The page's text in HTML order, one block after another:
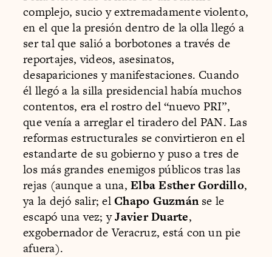
complejo, sucio y extremadamente violento,
en el que la presión dentro de la olla llegó a
ser tal que salió a borbotones a través de
reportajes, videos, asesinatos,
desapariciones y manifestaciones. Cuando
él llegó a la silla presidencial había muchos
contentos, era el rostro del “nuevo PRI”,
que venía a arreglar el tiradero del PAN. Las
reformas estructurales se convirtieron en el
estandarte de su gobierno y puso a tres de
los más grandes enemigos públicos tras las
rejas (aunque a una,Elba Esther Gordillo,
ya la dejó salir; elChapo Guzmánse le
escapó una vez; yJavier Duarte,
exgobernador de Veracruz, está con un pie
afuera).